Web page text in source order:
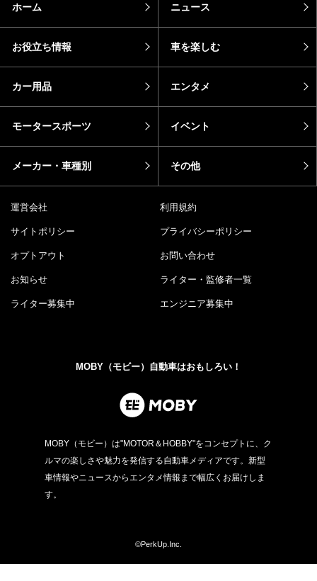
ホーム ニュース
お役立ち情報 車を楽しむ
カー用品 エンタメ
モータースポーツ イベント
メーカー・車種別 その他
運営会社 利用規約
サイトポリシー プライバシーポリシー
オプトアウト お問い合わせ
お知らせ ライター・監修者一覧
ライター募集中 エンジニア募集中
MOBY（モビー）自動車はおもしろい！
MOBY（モビー）は"MOTOR＆HOBBY"をコンセプトに、ク
ルマの楽しさや魅力を発信する自動車メディアです。新型
車情報やニュースからエンタメ情報まで幅広くお届けしま
す。
©PerkUp.Inc.